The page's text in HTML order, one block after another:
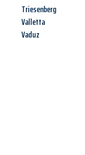
Triesenberg
Valletta
Vaduz